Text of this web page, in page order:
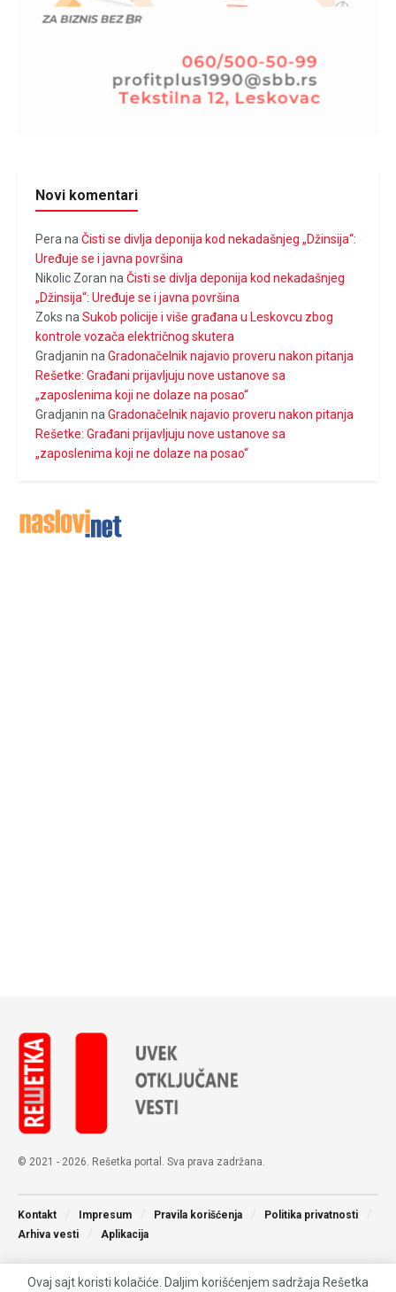
Novi komentari
Pera na Čisti se divlja deponija kod nekadašnjeg „Džinsija“:
Uređuje se i javna površina
Nikolic Zoran na Čisti se divlja deponija kod nekadašnjeg
„Džinsija“: Uređuje se i javna površina
Zoks na Sukob policije i više građana u Leskovcu zbog
kontrole vozača električnog skutera
Gradjanin na Gradonačelnik najavio proveru nakon pitanja
Rešetke: Građani prijavljuju nove ustanove sa
„zaposlenima koji ne dolaze na posao“
Gradjanin na Gradonačelnik najavio proveru nakon pitanja
Rešetke: Građani prijavljuju nove ustanove sa
„zaposlenima koji ne dolaze na posao“
© 2021 - 2026. Rešetka portal. Sva prava zadržana.
Kontakt Impresum Pravila korišćenja
Politika privatnosti
Arhiva vesti
Aplikacija
Ovaj sajt koristi kolačiće. Daljim korišćenjem sadržaja Rešetka